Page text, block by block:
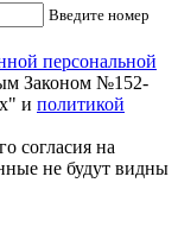
Введите номер
персональной
Законом №152-
и политикой
согласия на
не будут видны